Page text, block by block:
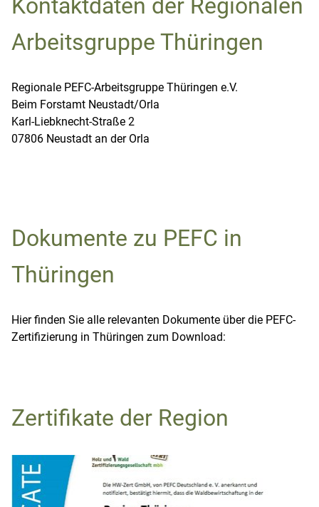
Kontaktdaten der Regionalen
Arbeitsgruppe Thüringen
Regionale PEFC-Arbeitsgruppe Thüringen e.V.
Beim Forstamt Neustadt/Orla
Karl-Liebknecht-Straße 2
07806 Neustadt an der Orla
Dokumente zu PEFC in
Thüringen
Hier finden Sie alle relevanten Dokumente über die PEFC-
Zertifizierung in Thüringen zum Download:
Zertifikate der Region